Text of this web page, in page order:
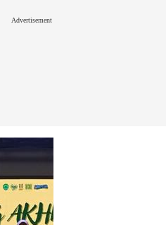
Advertisement